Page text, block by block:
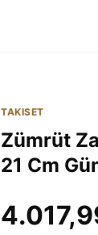
TAKISET
Zümrüt
21 Cm